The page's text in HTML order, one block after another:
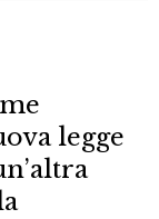
legge